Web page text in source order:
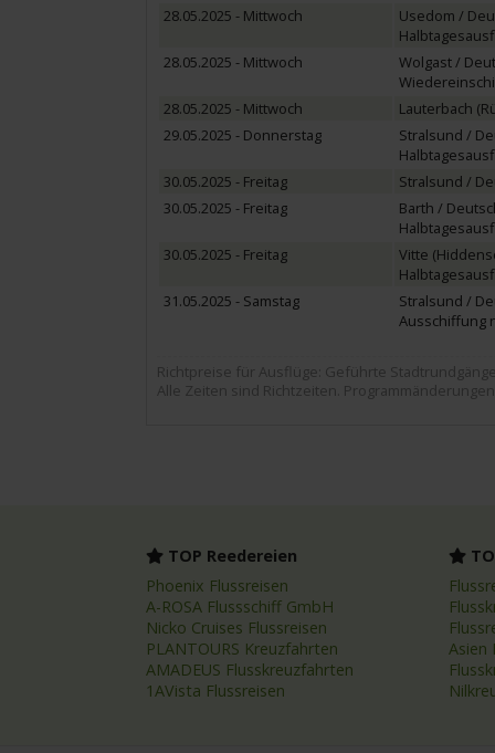
28.05.2025 - Mittwoch
Usedom /
28.05.2025 - Mittwoch
Wolgast /
28.05.2025 - Mittwoch Lauterbach
29.05.2025 - Donnerstag
Stralsund /
30.05.2025 - Freitag Stralsund /
30.05.2025 - Freitag
Barth /
30.05.2025 - Freitag
Vitte
31.05.2025 - Samstag
Stralsund /
Ausschiffung
Richtpreise für Ausflüge: Geführte
Alle Zeiten sind Richtzeiten.
TOP Reedereien
Phoenix Flussreisen
A-ROSA Flussschiff GmbH
Nicko Cruises Flussreisen
PLANTOURS Kreuzfahrten
AMADEUS Flusskreuzfahrten
1AVista Flussreisen
Asien